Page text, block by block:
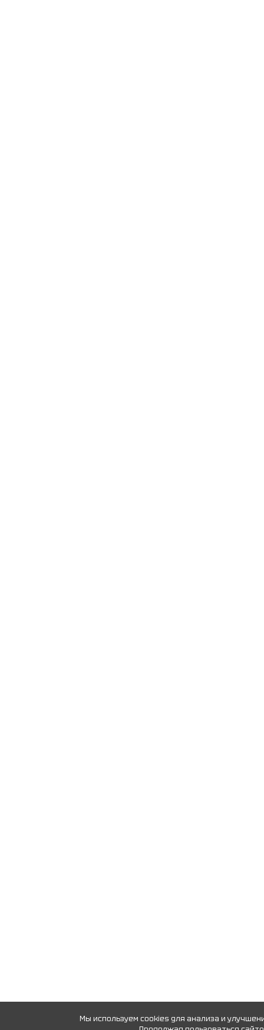
Мы используем cookies для анализа и